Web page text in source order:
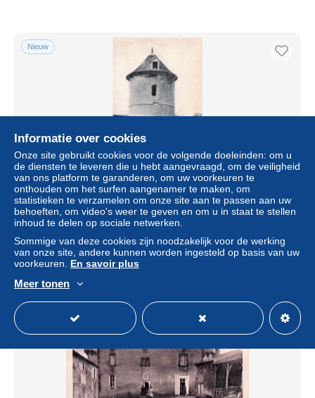
Nieuw
94* VILLEJUIF ferme de st roman RL57,1219
± US$ 10,40
Statuut Professioneel handelaar
Informatie over cookies
Onze site gebruikt cookies voor de volgende doeleinden: om u
de diensten te leveren die u hebt aangevraagd, om de veiligheid
van ons platform te garanderen, om uw voorkeuren te
onthouden om het surfen aangenamer te maken, om
statistieken te verzamelen om onze site aan te passen aan uw
behoeften, om video's weer te geven en om u in staat te stellen
inhoud te delen op sociale netwerken.
Sommige van deze cookies zijn noodzakelijk voor de werking
van onze site, andere kunnen worden ingesteld op basis van uw
voorkeuren. En savoir plus
Meer tonen